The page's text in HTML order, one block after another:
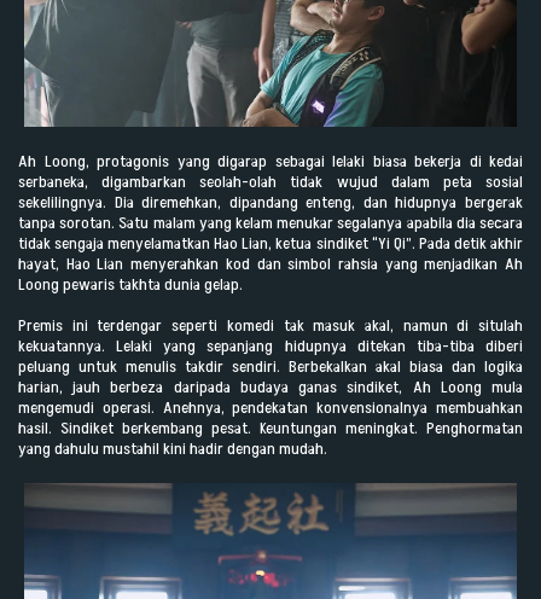
Ah Loong, protagonis yang digarap sebagai lelaki biasa bekerja di kedai
serbaneka, digambarkan seolah-olah tidak wujud dalam peta sosial
sekelilingnya. Dia diremehkan, dipandang enteng, dan hidupnya bergerak
tanpa sorotan. Satu malam yang kelam menukar segalanya apabila dia secara
tidak sengaja menyelamatkan Hao Lian, ketua sindiket “Yi Qi”. Pada detik akhir
hayat, Hao Lian menyerahkan kod dan simbol rahsia yang menjadikan Ah
Loong pewaris takhta dunia gelap.
Premis ini terdengar seperti komedi tak masuk akal, namun di situlah
kekuatannya. Lelaki yang sepanjang hidupnya ditekan tiba-tiba diberi
peluang untuk menulis takdir sendiri. Berbekalkan akal biasa dan logika
harian, jauh berbeza daripada budaya ganas sindiket, Ah Loong mula
mengemudi operasi. Anehnya, pendekatan konvensionalnya membuahkan
hasil. Sindiket berkembang pesat. Keuntungan meningkat. Penghormatan
yang dahulu mustahil kini hadir dengan mudah.